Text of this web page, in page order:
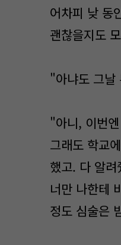
어차피 낮 동
괜찮을지도
"아냐도 그날
"아니, 이번
그래도 학교
했고. 다 알
너만 나한테
정도 심술은